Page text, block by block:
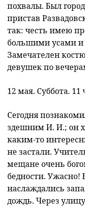
похвалы. Был
пристав
так: честь имею
большими усами и
Замечателен
девушек по
12 мая. Суббота. 11
Сегодня
здешним И. И.; он
каким-то
не застали.
мещане очень
бедности. Ужасно!
наслаждались
дождь. Через